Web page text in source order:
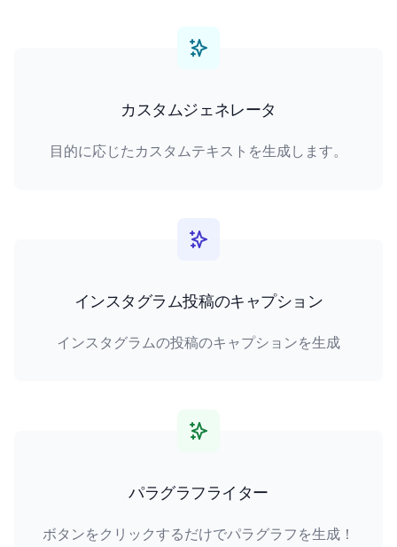
カスタムジェネレータ
目的に応じたカスタムテキストを生成します。
インスタグラム投稿のキャプション
インスタグラムの投稿のキャプションを生成
パラグラフライター
ボタンをクリックするだけでパラグラフを生成！